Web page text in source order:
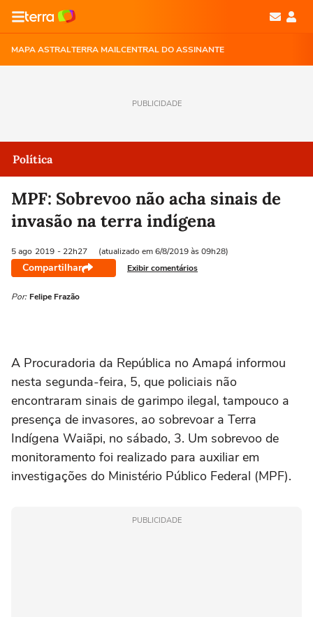
MAPA ASTRALTERRA MAILCENTRAL DO ASSINANTE
PUBLICIDADE
Política
MPF: Sobrevoo não acha sinais de
invasão na terra indígena
5 ago 2019 - 22h27 (atualizado em 6/8/2019 às 09h28)
Compartilhar Exibir comentários
Por: Felipe Frazão
A Procuradoria da República no Amapá informou
nesta segunda-feira, 5, que policiais não
encontraram sinais de garimpo ilegal, tampouco a
presença de invasores, ao sobrevoar a Terra
Indígena Waiãpi, no sábado, 3. Um sobrevoo de
monitoramento foi realizado para auxiliar em
investigações do Ministério Público Federal (MPF).
PUBLICIDADE